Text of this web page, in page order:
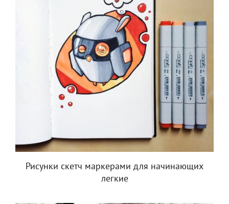
Рисунки скетч маркерами для начинающих
легкие